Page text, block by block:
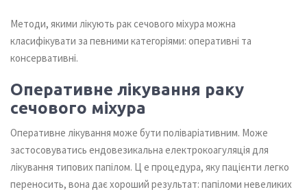
Методи, якими лікують рак сечового міхура можна
класифікувати за певними категоріями: оперативні та
консервативні.
Оперативне лікування раку
сечового міхура
Оперативне лікування може бути поліваріативним. Може
застосовуватись ендовезикальна електрокоагуляція для
лікування типових папілом. Ц е процедура, яку пацієнти легко
переносить, вона дає хороший результат: папіломи невеликих